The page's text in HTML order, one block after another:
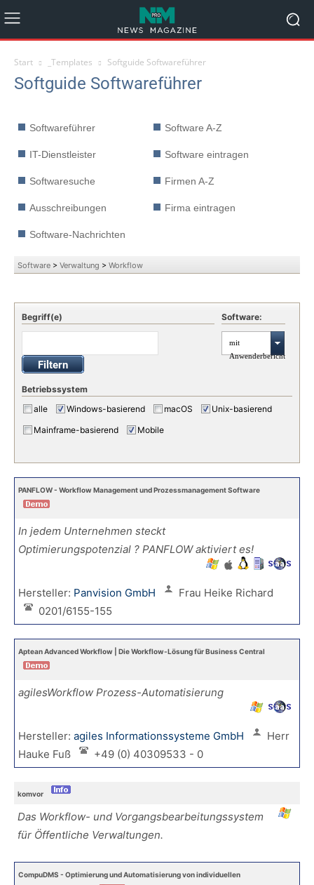
Start _Templates Softguide Softwareführer
Softguide Softwareführer
Softwareführer Software A-Z
IT-Dienstleister Software eintragen
Softwaresuche Firmen A-Z
Ausschreibungen Firma eintragen
Software-Nachrichten
Software > Verwaltung > Workflow
Begriff(e) Software:
mit
Anwenderbericht
Betriebssystem
alle
Windows-basierend macOS
Unix-basierend
Mainframe-basierend
Mobile
PANFLOW - Workflow Management und Prozessmanagement Software
In jedem Unternehmen steckt
Optimierungspotenzial ? PANFLOW aktiviert es!
Hersteller: Panvision GmbH
Frau Heike Richard
0201/6155-155
Aptean Advanced Workflow | Die Workflow-Lösung für Business Central
agilesWorkflow Prozess-Automatisierung
Hersteller: agiles Informationssysteme GmbH
Herr
Hauke Fuß
+49 (0) 40309533 - 0
komvor
Das Workflow- und Vorgangsbearbeitungssystem
für Öffentliche Verwaltungen.
CompuDMS - Optimierung und Automatisierung von individuellen